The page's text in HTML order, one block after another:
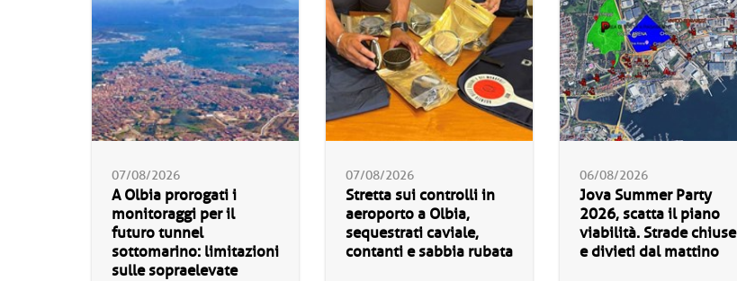
07/08/2026
A Olbia prorogati i
monitoraggi per il
futuro tunnel
sottomarino: limitazioni
sulle sopraelevate
07/08/2026
Stretta sui controlli in
aeroporto a Olbia,
sequestrati caviale,
contanti e sabbia rubata
06/08/2026
Jova Summer Party
2026, scatta il piano
viabilità. Strade chiuse
e divieti dal mattino